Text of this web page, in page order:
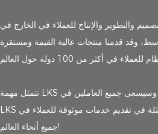
والتطوير والإنتاج للعملاء في الخارج في
وقد قدمنا ​​منتجات عالية القيمة ومستقرة
تتمثل مهمة LKS في تسهيل الخدمات التجارية! وسيسعى جميع العاملين في
LKS جاهدين لتحقيق هذه المهمة المتمثلة في تقديم خدمات موثوقة للعملاء في
جميع أنحاء العالم!